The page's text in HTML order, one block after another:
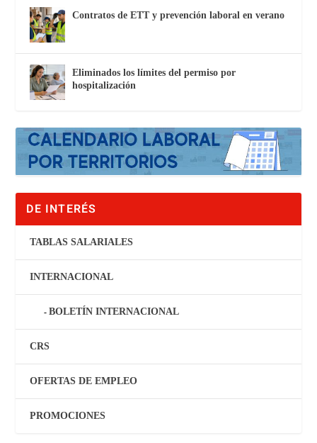
Contratos de ETT y prevención laboral en verano
Eliminados los límites del permiso por
hospitalización
DE INTERÉS
TABLAS SALARIALES
INTERNACIONAL
BOLETÍN INTERNACIONAL
CRS
OFERTAS DE EMPLEO
PROMOCIONES